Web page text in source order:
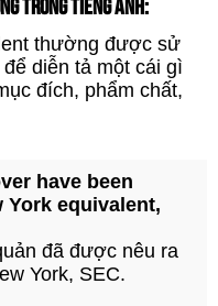
thường được sử
diễn tả một cái gì
đích, phẩm chất,
have been
York equivalent,
đã được nêu ra
York, SEC.